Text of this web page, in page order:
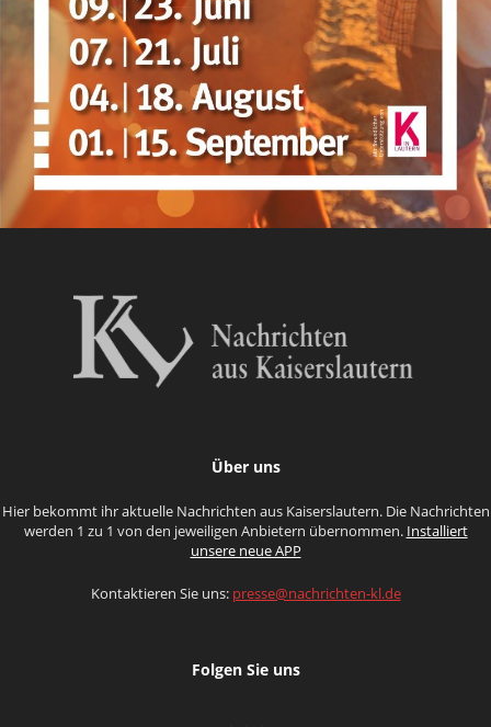
Über uns
Hier bekommt ihr aktuelle Nachrichten aus Kaiserslautern. Die Nachrichten
werden 1 zu 1 von den jeweiligen Anbietern übernommen. Installiert
unsere neue APP
Kontaktieren Sie uns: presse@nachrichten-kl.de
Folgen Sie uns